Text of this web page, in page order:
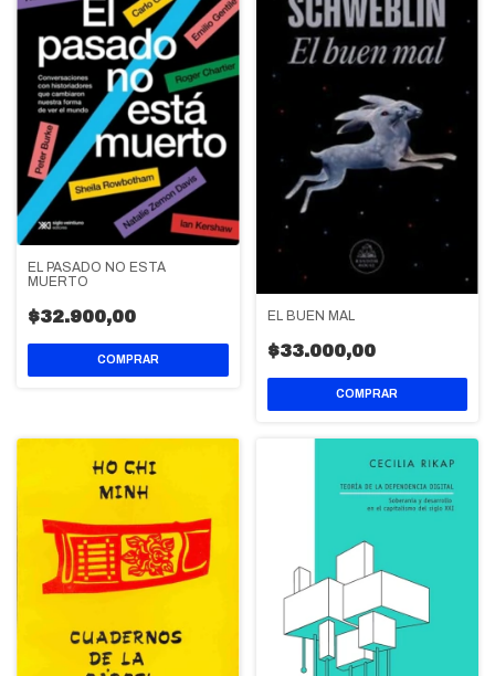
EL PASADO NO ESTÁ
MUERTO
$32.900,00 EL BUEN MAL
$33.000,00